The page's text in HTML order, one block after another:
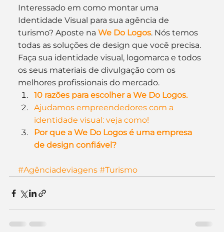
Interessado em como montar uma
Identidade Visual para sua agência de
turismo? Aposte na We Do Logos. Nós temos
todas as soluções de design que você precisa.
Faça sua identidade visual, logomarca e todos
os seus materiais de divulgação com os
melhores profissionais do mercado.
10 razões para escolher a We Do Logos.
Ajudamos empreendedores com a
identidade visual: veja como!
Por que a We Do Logos é uma empresa
de design confiável?
#Agênciadeviagens #Turismo